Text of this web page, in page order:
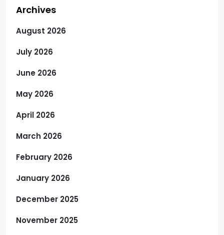
Archives
August 2026
July 2026
June 2026
May 2026
April 2026
March 2026
February 2026
January 2026
December 2025
November 2025